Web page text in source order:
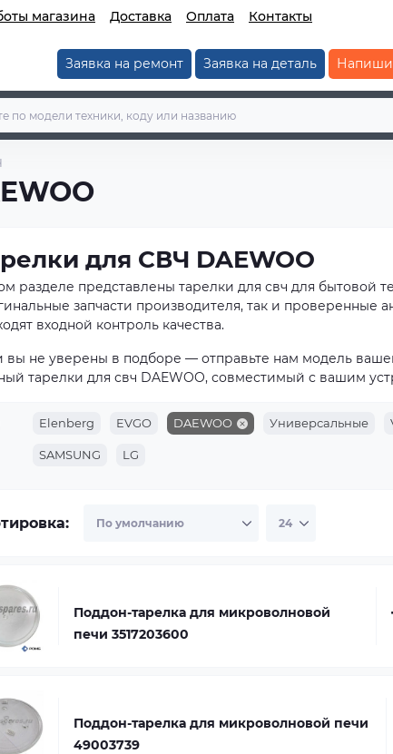
магазина Доставка Оплата Контакты
Заявка на ремонт Заявка на деталь
для СВЧ DAEWOO
разделе представлены тарелки для свч для бытовой
запчасти производителя, так и проверенные
входной контроль качества.
вы не уверены в подборе — отправьте нам модель
тарелки для свч DAEWOO, совместимый с вашим
Elenberg EVGO DAEWOO Универсальные
SAMSUNG LG
Поддон-тарелка для микроволновой
печи 3517203600
Поддон-тарелка для микроволновой печи
49003739